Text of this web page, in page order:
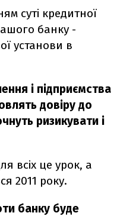
суті кредитної
банку -
установи в
і підприємства
довіру до
ризикувати і
всіх це урок, а
2011 року.
банку буде